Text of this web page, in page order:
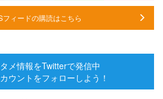
ィードの購読はこちら
メ情報をTwitterで発信中
ウントをフォローしよう！